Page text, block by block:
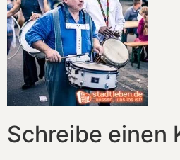
Schreibe einen